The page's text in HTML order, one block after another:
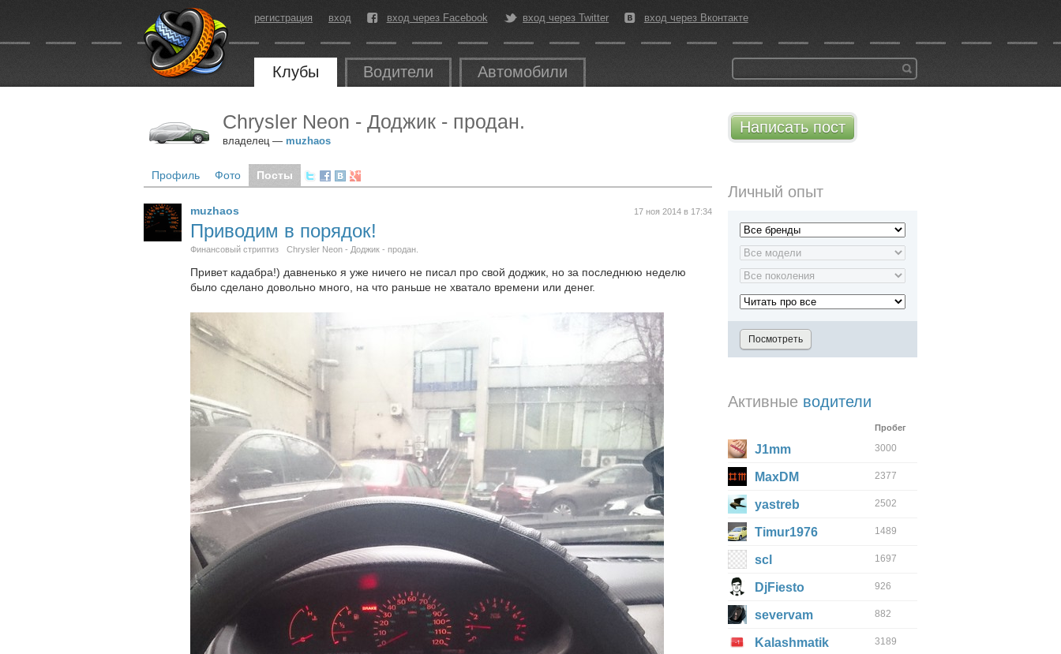
регистрация вход вход через Facebook вход через Twitter вход через Вконтакте
Клубы Водители Автомобили
Написать пост
Личный опыт
Активные водители
Пробег
J1mm 3000
MaxDM 2377
yastreb 2502
Timur1976 1489
scl 1697
DjFiesto 926
severvam 882
Kalashmatik 3189
Chrysler Neon - Доджик - продан.
владелец — muzhaos
Профиль Фото Посты
17 ноя 2014 в 17:34
muzhaos
Приводим в порядок!
Финансовый стриптиз Chrysler Neon - Доджик - продан.
Привет кадабра!) давненько я уже ничего не писал про свой доджик, но за последнюю неделю
было сделано довольно много, на что раньше не хватало времени или денег.